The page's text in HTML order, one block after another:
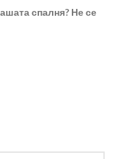
спалня? Не се